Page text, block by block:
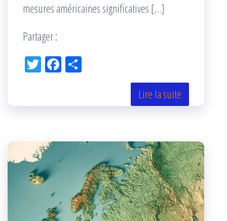
mesures américaines significatives […]
Partager :
Tw Fac
k r
Lire la suite